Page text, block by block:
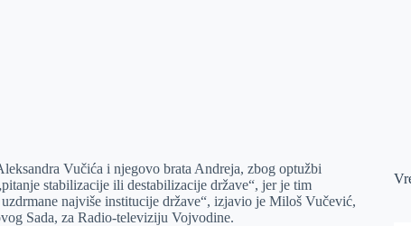
Vučića i njegovo brata Andreja, zbog optužbi
stabilizacije ili destabilizacije države“, jer je tim
najviše institucije države“, izjavio je Miloš Vučević,
Sada, za Radio-televiziju Vojvodine.